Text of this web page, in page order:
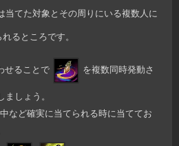
当てた対象とその周りにいる複数人に
るところです。
せることで を複数同時発動さ
しょう。
など確実に当てられる時に当ててお